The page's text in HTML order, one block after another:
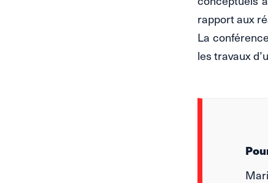
rapport aux
La
les travaux